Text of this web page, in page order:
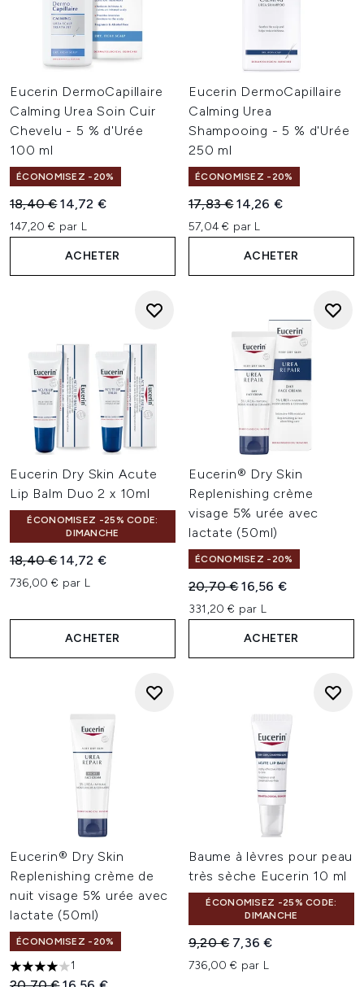
Eucerin DermoCapillaire
Calming Urea Soin Cuir
Chevelu - 5 % d'Urée
100 ml
ÉCONOMISEZ -20%
Prix de vente :
18,40 €Prix ​​actuel :
14,72 €
147,20 € par L
ACHETER
Eucerin DermoCapillaire
Calming Urea
Shampooing - 5 % d'Urée
250 ml
ÉCONOMISEZ -20%
Prix de vente :
17,83 €Prix ​​actuel :
14,26 €
57,04 € par L
ACHETER
Eucerin Dry Skin Acute
Lip Balm Duo 2 x 10ml
ÉCONOMISEZ -25% CODE:
DIMANCHE
Prix de vente :
18,40 €Prix ​​actuel :
14,72 €
736,00 € par L
ACHETER
Eucerin® Dry Skin
Replenishing crème
visage 5% urée avec
lactate (50ml)
ÉCONOMISEZ -20%
Prix de vente :
20,70 €Prix ​​actuel :
16,56 €
331,20 € par L
ACHETER
Eucerin® Dry Skin
Replenishing crème de
nuit visage 5% urée avec
lactate (50ml)
ÉCONOMISEZ -20%
4 étoiles sur un maximum de 5
1
Baume à lèvres pour peau
très sèche Eucerin 10 ml
ÉCONOMISEZ -25% CODE:
DIMANCHE
Prix de vente :
9,20 € Prix ​​actuel :
7,36 €
736,00 € par L